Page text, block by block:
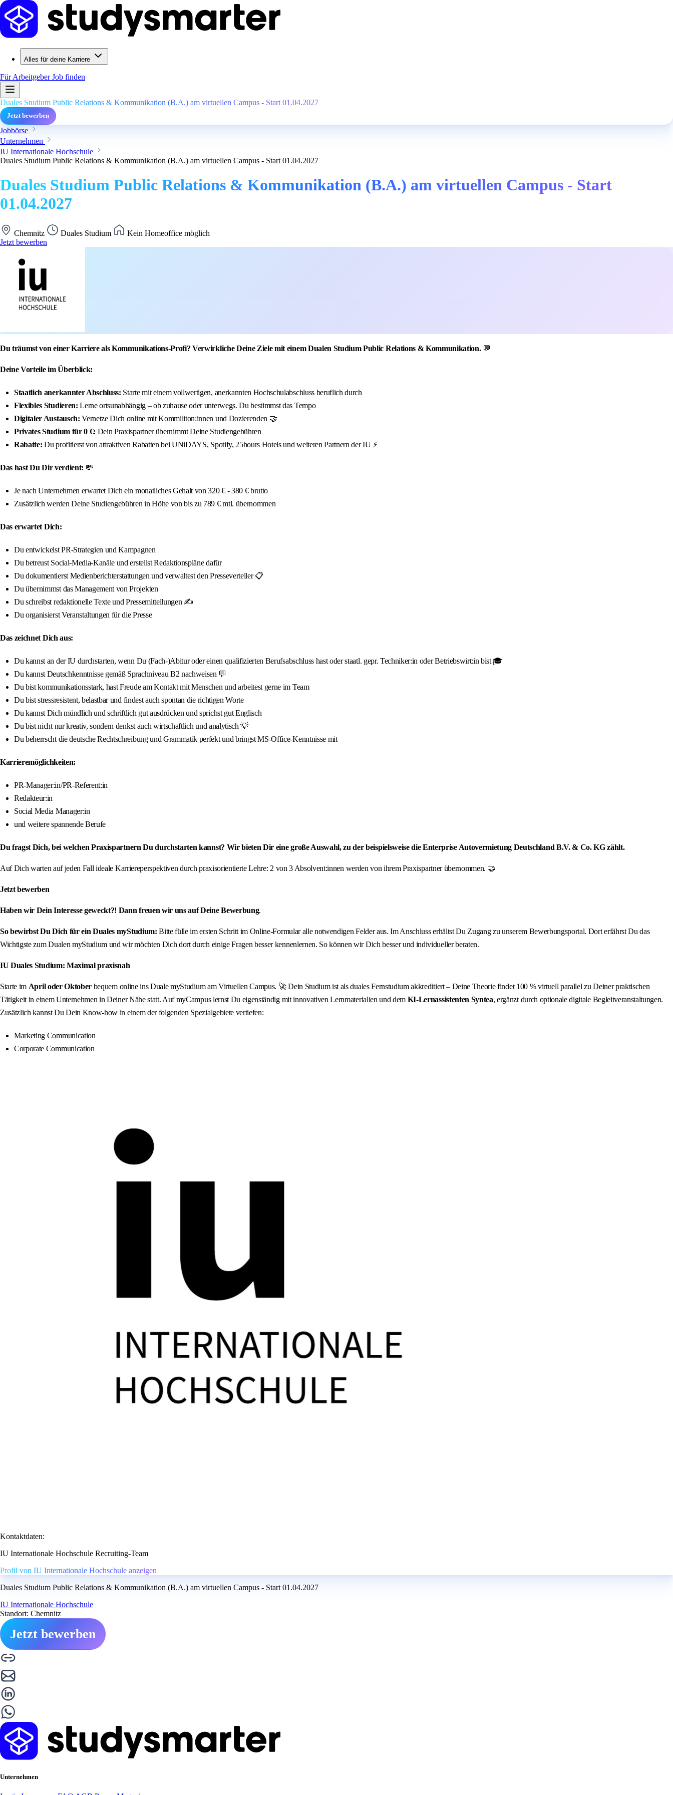
Alles für deine Karriere
Für ArbeitgeberJob finden
Duales Studium Public Relations & Kommunikation (B.A.) am virtuellen Campus - Start 01.04.2027
Jetzt bewerben
Jobbörse
Unternehmen
IU Internationale Hochschule
Duales Studium Public Relations & Kommunikation (B.A.) am virtuellen Campus - Start 01.04.2027
Duales Studium Public Relations & Kommunikation (B.A.) am virtuellen Campus - Start
01.04.2027
Chemnitz Duales Studium
Kein Homeoffice möglich
Jetzt bewerben
Du träumst von einer Karriere als Kommunikations-Profi? Verwirkliche Deine Ziele mit einem Dualen Studium Public Relations & Kommunikation. 💬
Deine Vorteile im Überblick:
Staatlich anerkannter Abschluss: Starte mit einem vollwertigen, anerkannten Hochschulabschluss beruflich durch
Flexibles Studieren: Lerne ortsunabhängig – ob zuhause oder unterwegs. Du bestimmst das Tempo
Digitaler Austausch: Vernetze Dich online mit Kommiliton:innen und Dozierenden 🤝
Privates Studium für 0 €: Dein Praxispartner übernimmt Deine Studiengebühren
Rabatte: Du profitierst von attraktiven Rabatten bei UNiDAYS, Spotify, 25hours Hotels und weiteren Partnern der IU ⚡️
Das hast Du Dir verdient: 💸
Je nach Unternehmen erwartet Dich ein monatliches Gehalt von 320 € - 380 € brutto
Zusätzlich werden Deine Studiengebühren in Höhe von bis zu 789 € mtl. übernommen
Das erwartet Dich:
Du entwickelst PR-Strategien und Kampagnen
Du betreust Social-Media-Kanäle und erstellst Redaktionspläne dafür
Du dokumentierst Medienberichterstattungen und verwaltest den Presseverteiler 📋
Du übernimmst das Management von Projekten
Du schreibst redaktionelle Texte und Pressemitteilungen ✍️
Du organisierst Veranstaltungen für die Presse
Das zeichnet Dich aus:
Du kannst an der IU durchstarten, wenn Du (Fach-)Abitur oder einen qualifizierten Berufsabschluss hast oder staatl. gepr. Techniker:in oder Betriebswirt:in bist 🎓
Du kannst Deutschkenntnisse gemäß Sprachniveau B2 nachweisen 💬
Du bist kommunikationsstark, hast Freude am Kontakt mit Menschen und arbeitest gerne im Team
Du bist stressresistent, belastbar und findest auch spontan die richtigen Worte
Du kannst Dich mündlich und schriftlich gut ausdrücken und sprichst gut Englisch
Du bist nicht nur kreativ, sondern denkst auch wirtschaftlich und analytisch 💡
Du beherrscht die deutsche Rechtschreibung und Grammatik perfekt und bringst MS-Office-Kenntnisse mit
Karrieremöglichkeiten:
PR-Manager:in/PR-Referent:in
Redakteur:in
Social Media Manager:in
und weitere spannende Berufe
Du fragst Dich, bei welchen Praxispartnern Du durchstarten kannst? Wir bieten Dir eine große Auswahl, zu der beispielsweise die Enterprise Autovermietung Deutschland B.V. & Co. KG zählt.
Auf Dich warten auf jeden Fall ideale Karriereperspektiven durch praxisorientierte Lehre: 2 von 3 Absolvent:innen werden von ihrem Praxispartner übernommen. 🤝
Jetzt bewerben
Haben wir Dein Interesse geweckt?! Dann freuen wir uns auf Deine Bewerbung.
So bewirbst Du Dich für ein Duales myStudium: Bitte fülle im ersten Schritt im Online-Formular alle notwendigen Felder aus. Im Anschluss erhältst Du Zugang zu unserem Bewerbungsportal. Dort erfährst Du das
Wichtigste zum Dualen myStudium und wir möchten Dich dort durch einige Fragen besser kennenlernen. So können wir Dich besser und individueller beraten.
IU Duales Studium: Maximal praxisnah
Starte im April oder Oktober bequem online ins Duale myStudium am Virtuellen Campus. 🚀 Dein Studium ist als duales Fernstudium akkreditiert – Deine Theorie findet 100 % virtuell parallel zu Deiner praktischen
Tätigkeit in einem Unternehmen in Deiner Nähe statt. Auf myCampus lernst Du eigenständig mit innovativen Lernmaterialien und dem KI‑Lernassistenten Syntea, ergänzt durch optionale digitale Begleitveranstaltungen.
Zusätzlich kannst Du Dein Know-how in einem der folgenden Spezialgebiete vertiefen:
Marketing Communication
Corporate Communication
Kontaktdaten:
IU Internationale Hochschule Recruiting-Team
Profil von IU Internationale Hochschule anzeigen
Duales Studium Public Relations & Kommunikation (B.A.) am virtuellen Campus - Start 01.04.2027
IU Internationale Hochschule
Standort: Chemnitz
Jetzt bewerben
Unternehmen